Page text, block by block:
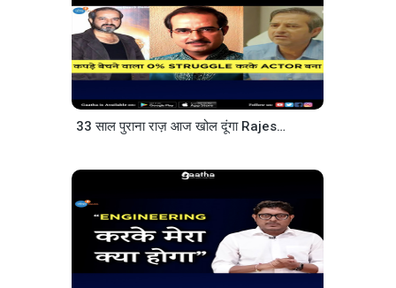
33 साल पुराना राज़ आज खोल दूंगा Rajesh Jais Josh Talks Hindi